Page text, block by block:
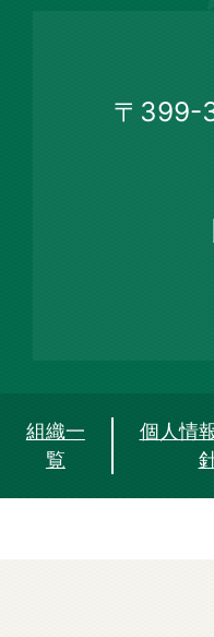
〒399-
組織一
覧
個人情